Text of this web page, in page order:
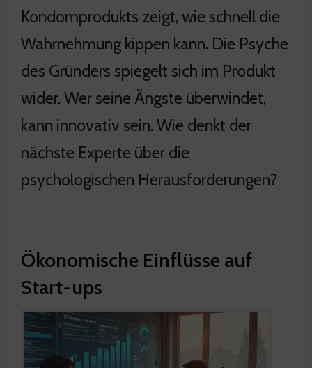
Kondomprodukts zeigt, wie schnell die
Wahrnehmung kippen kann. Die Psyche
des Gründers spiegelt sich im Produkt
wider. Wer seine Ängste überwindet,
kann innovativ sein. Wie denkt der
nächste Experte über die
psychologischen Herausforderungen?
Ökonomische Einflüsse auf
Start-ups